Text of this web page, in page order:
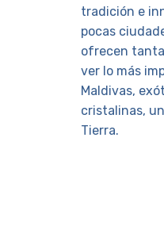
tradición e
pocas
ofrecen
ver lo más
Maldivas,
cristalinas,
Tierra.